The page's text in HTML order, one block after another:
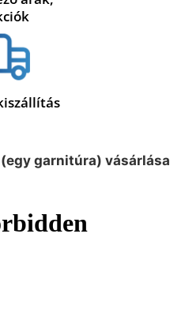
garnitúra) vásárlása